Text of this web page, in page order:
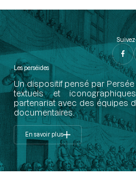
Les perséides
Un dispositif pensé par
textuels et
partenariat avec des équipes
documentaires.
En savoir plus